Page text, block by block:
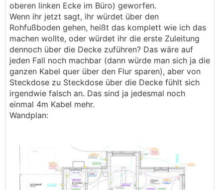
oberen linken Ecke im Büro) geworfen.
Wenn ihr jetzt sagt, ihr würdet über den
Rohfußboden gehen, heißt das komplett wie ich das
machen wollte, oder würdet ihr die erste Zuleitung
dennoch über die Decke zuführen? Das wäre auf
jeden Fall noch machbar (dann würde man sich ja die
ganzen Kabel quer über den Flur sparen), aber von
Steckdose zu Steckdose über die Decke fühlt sich
irgendwie falsch an. Das sind ja jedesmal noch
einmal 4m Kabel mehr.
Wandplan: